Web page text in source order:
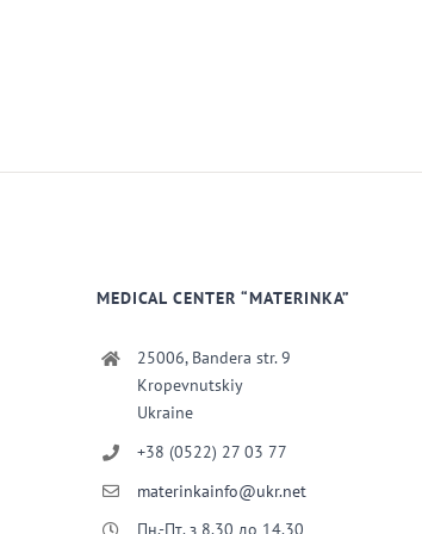
MEDICAL CENTER “MATERINKA”
25006, Bandera str. 9
Kropevnutskiy
Ukraine
+38 (0522) 27 03 77
materinkainfo@ukr.net
Пн.-Пт. з 8.30 до 14.30